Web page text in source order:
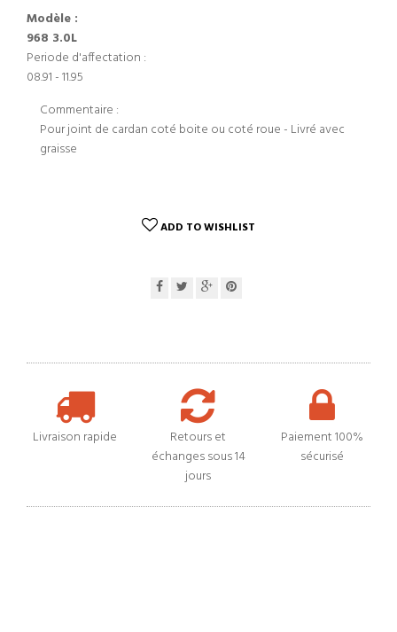
Modèle :
968 3.0L
Periode d'affectation :
08.91 - 11.95
Commentaire :
Pour joint de cardan coté boite ou coté roue - Livré avec
graisse
ADD TO WISHLIST
Livraison rapide
Retours et
échanges sous 14
jours
Paiement 100%
sécurisé